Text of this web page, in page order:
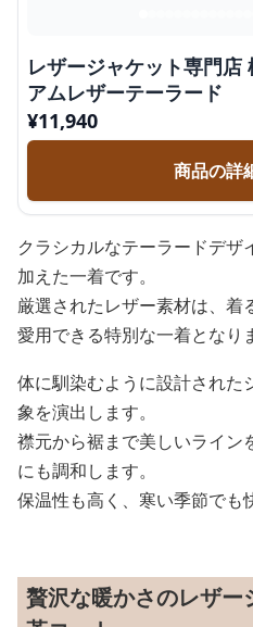
レザージャケット専門店
アムレザーテーラード
¥11,940
商品の詳
クラシカルなテーラードデ
加えた一着です。
厳選されたレザー素材は、着
愛用できる特別な一着となり
体に馴染むように設計された
象を演出します。
襟元から裾まで美しいライン
にも調和します。
保温性も高く、寒い季節でも
贅沢な暖かさのレザ